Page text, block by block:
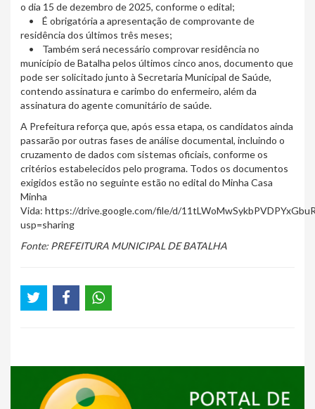
o dia 15 de dezembro de 2025, conforme o edital;
• É obrigatória a apresentação de comprovante de
residência dos últimos três meses;
• Também será necessário comprovar residência no
município de Batalha pelos últimos cinco anos, documento que
pode ser solicitado junto à Secretaria Municipal de Saúde,
contendo assinatura e carimbo do enfermeiro, além da
assinatura do agente comunitário de saúde.
A Prefeitura reforça que, após essa etapa, os candidatos ainda
passarão por outras fases de análise documental, incluindo o
cruzamento de dados com sistemas oficiais, conforme os
critérios estabelecidos pelo programa. Todos os documentos
exigidos estão no seguinte estão no edital do Minha Casa
Minha
Vida: https://drive.google.com/file/d/
usp=sharing
Fonte: PREFEITURA MUNICIPAL DE BATALHA